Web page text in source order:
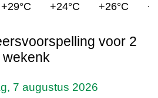
+29°C +24°C +26°C
voor 2
wekenk
7 augustus 2026